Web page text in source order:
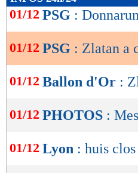
de
OK
01/12 PSG :
01/12 PSG : Zlatan a
01/12 Ballon d'Or :
01/12 PHOTOS :
01/12 Lyon : huis